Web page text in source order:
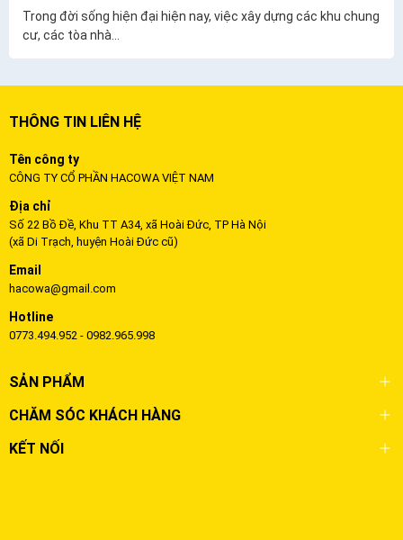
Trong đời sống hiện đại hiện nay, việc xây dựng các khu chung
cư, các tòa nhà...
THÔNG TIN LIÊN HỆ
Tên công ty
CÔNG TY CỔ PHẦN HACOWA VIỆT NAM
Địa chỉ
Số 22 Bồ Đề, Khu TT A34, xã Hoài Đức, TP Hà Nội
(xã Di Trạch, huyện Hoài Đức cũ)
Email
hacowa@gmail.com
Hotline
0773.494.952 - 0982.965.998
SẢN PHẨM
CHĂM SÓC KHÁCH HÀNG
KẾT NỐI